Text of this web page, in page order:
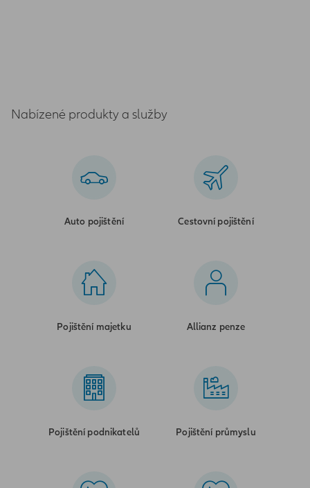
Nabízené produkty a služby
Auto pojištění Cestovní pojištění
Pojištění majetku Allianz penze
Pojištění podnikatelů Pojištění průmyslu